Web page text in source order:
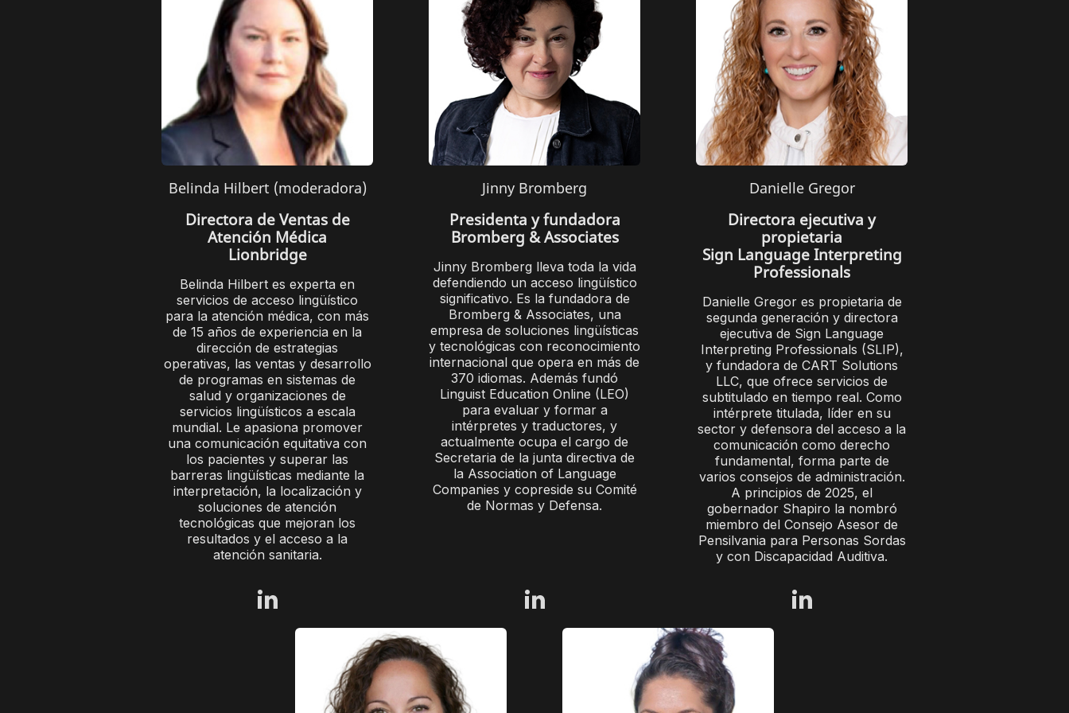
Belinda Hilbert (moderadora)
Directora de Ventas de
Atención Médica
Lionbridge
Belinda Hilbert es experta en
servicios de acceso lingüístico
para la atención médica, con más
de 15 años de experiencia en la
dirección de estrategias
operativas, las ventas y desarrollo
de programas en sistemas de
salud y organizaciones de
servicios lingüísticos a escala
mundial. Le apasiona promover
una comunicación equitativa con
los pacientes y superar las
barreras lingüísticas mediante la
interpretación, la localización y
soluciones de atención
tecnológicas que mejoran los
resultados y el acceso a la
atención sanitaria.
Jinny Bromberg
Presidenta y fundadora
Bromberg & Associates
Jinny Bromberg lleva toda la vida
defendiendo un acceso lingüístico
significativo. Es la fundadora de
Bromberg & Associates, una
empresa de soluciones lingüísticas
y tecnológicas con reconocimiento
internacional que opera en más de
370 idiomas. Además fundó
Linguist Education Online (LEO)
para evaluar y formar a
intérpretes y traductores, y
actualmente ocupa el cargo de
Secretaria de la junta directiva de
la Association of Language
Companies y copreside su Comité
de Normas y Defensa.
Danielle Gregor
Directora ejecutiva y
propietaria
Sign Language Interpreting
Professionals
Danielle Gregor es propietaria de
segunda generación y directora
ejecutiva de Sign Language
Interpreting Professionals (SLIP),
y fundadora de CART Solutions
LLC, que ofrece servicios de
subtitulado en tiempo real. Como
intérprete titulada, líder en su
sector y defensora del acceso a la
comunicación como derecho
fundamental, forma parte de
varios consejos de administración.
A principios de 2025, el
gobernador Shapiro la nombró
miembro del Consejo Asesor de
Pensilvania para Personas Sordas
y con Discapacidad Auditiva.